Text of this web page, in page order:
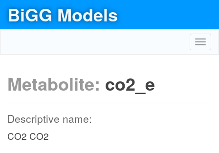
BiGG Models
Metabolite: co2_e
Descriptive name:
CO2 CO2